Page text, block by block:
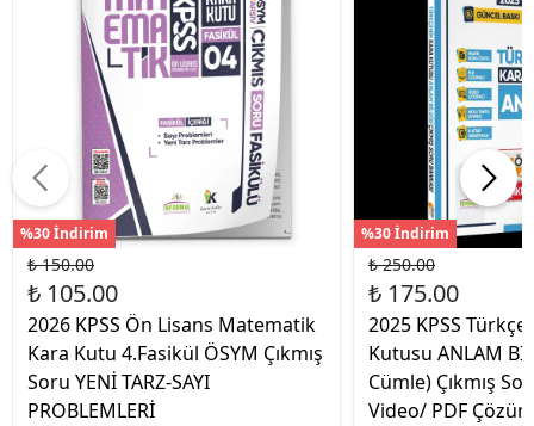
%30 İndirim
₺ 150.00
₺ 105.00
2026 KPSS Ön Lisans Matematik
Kara Kutu 4.Fasikül ÖSYM Çıkmış
Soru YENİ TARZ-SAYI
PROBLEMLERİ
%30 İndirim
₺ 250.00
₺ 175.00
2025 KPSS
Kutusu ANLAM
Cümle) Çıkmış
Video/ PDF